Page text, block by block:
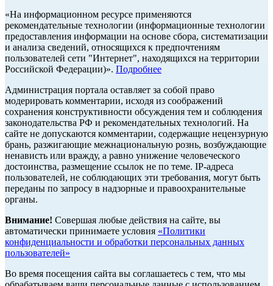
«На информационном ресурсе применяются
рекомендательные технологии (информационные технологии
предоставления информации на основе сбора, систематизации
и анализа сведений, относящихся к предпочтениям
пользователей сети "Интернет", находящихся на территории
Российской Федерации)». Подробнее
Администрация портала оставляет за собой право
модерировать комментарии, исходя из соображений
сохранения конструктивности обсуждения тем и соблюдения
законодательства РФ и рекомендательных технологий. На
сайте не допускаются комментарии, содержащие нецензурную
брань, разжигающие межнациональную рознь, возбуждающие
ненависть или вражду, а равно унижение человеческого
достоинства, размещение ссылок не по теме. IP-адреса
пользователей, не соблюдающих эти требования, могут быть
переданы по запросу в надзорные и правоохранительные
органы.
Внимание! Совершая любые действия на сайте, вы
автоматически принимаете условия «Политики
конфиденциальности и обработки персональных данных
пользователей»
Во время посещения сайта вы соглашаетесь с тем, что мы